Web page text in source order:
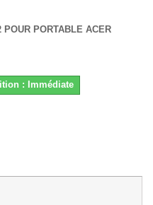
POUR PORTABLE ACER
: Immédiate